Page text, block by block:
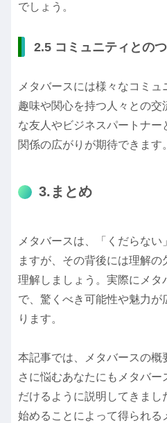
でしょう。
2.5 コミュニティとの
メタバースには様々なコミ
趣味や関心を持つ人々との交
な友人やビジネスパートナー
関係の広がりが期待できます。
3.まとめ
メタバースは、「くだらない
ますが、その背後には理解
理解しましょう。実際にメタ
で、驚くべき可能性や魅力
ります。
本記事では、メタバースの概
さに悩むあなたにもメタバー
だけるように説明してきまし
始めることによって得られる